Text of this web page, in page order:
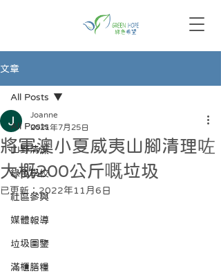
文章
All Posts
山野清潔
綠色學校
社區參與
媒體報導
垃圾圖鑒
滿櫃膳糧
All Posts
將軍澳小夏威夷山腳清理咗
大概200公斤嘅垃圾
Joanne
2021年7月25日
已更新： 2022年11月6日